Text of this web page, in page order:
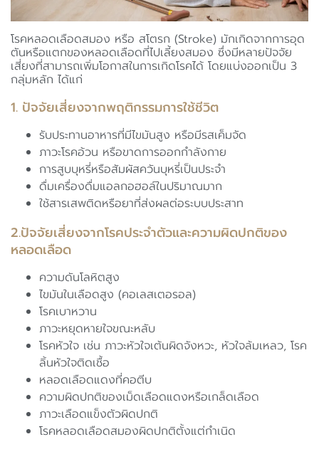
โรคหลอดเลือดสมอง หรือ สโตรก (Stroke) มักเกิดจากการอุด
ตันหรือแตกของหลอดเลือดที่ไปเลี้ยงสมอง ซึ่งมีหลายปัจจัย
เสี่ยงที่สามารถเพิ่มโอกาสในการเกิดโรคได้ โดยแบ่งออกเป็น 3
กลุ่มหลัก ได้แก่
1. ปัจจัยเสี่ยงจากพฤติกรรมการใช้ชีวิต
รับประทานอาหารที่มีไขมันสูง หรือมีรสเค็มจัด
ภาวะโรคอ้วน หรือขาดการออกกำลังกาย
การสูบบุหรี่หรือสัมผัสควันบุหรี่เป็นประจำ
ดื่มเครื่องดื่มแอลกอฮอล์ในปริมาณมาก
ใช้สารเสพติดหรือยาที่ส่งผลต่อระบบประสาท
2.ปัจจัยเสี่ยงจากโรคประจำตัวและความผิดปกติของ
หลอดเลือด
ความดันโลหิตสูง
ไขมันในเลือดสูง (คอเลสเตอรอล)
โรคเบาหวาน
ภาวะหยุดหายใจขณะหลับ
โรคหัวใจ เช่น ภาวะหัวใจเต้นผิดจังหวะ, หัวใจล้มเหลว, โรค
ลิ้นหัวใจติดเชื้อ
หลอดเลือดแดงที่คอตีบ
ความผิดปกติของเม็ดเลือดแดงหรือเกล็ดเลือด
ภาวะเลือดแข็งตัวผิดปกติ
โรคหลอดเลือดสมองผิดปกติตั้งแต่กำเนิด